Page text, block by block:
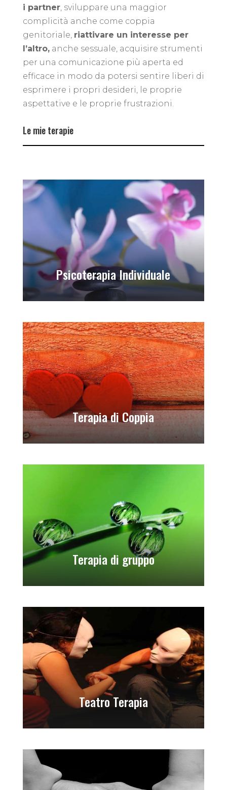
i partner, sviluppare una maggior
complicità anche come coppia
genitoriale, riattivare un interesse per
l’altro,anche sessuale, acquisire strumenti
per una comunicazione più aperta ed
efficace in modo da potersi sentire liberi di
esprimere i propri desideri, le proprie
aspettative e le proprie frustrazioni.
Le mie terapie
Psicoterapia Individuale
Terapia di Coppia
Terapia di gruppo
Teatro Terapia